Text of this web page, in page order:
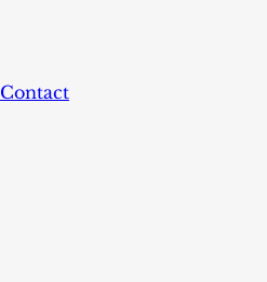
Contact